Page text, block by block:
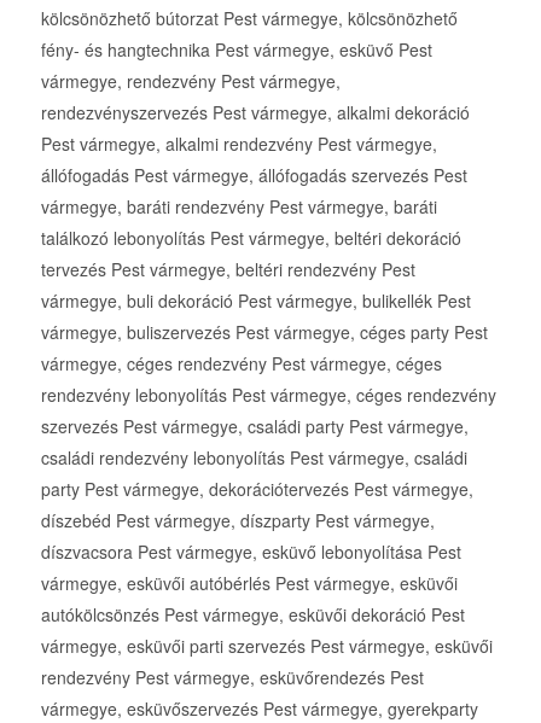
kölcsönözhető bútorzat Pest vármegye, kölcsönözhető
fény- és hangtechnika Pest vármegye, esküvő Pest
vármegye, rendezvény Pest vármegye,
rendezvényszervezés Pest vármegye, alkalmi dekoráció
Pest vármegye, alkalmi rendezvény Pest vármegye,
állófogadás Pest vármegye, állófogadás szervezés Pest
vármegye, baráti rendezvény Pest vármegye, baráti
találkozó lebonyolítás Pest vármegye, beltéri dekoráció
tervezés Pest vármegye, beltéri rendezvény Pest
vármegye, buli dekoráció Pest vármegye, bulikellék Pest
vármegye, buliszervezés Pest vármegye, céges party Pest
vármegye, céges rendezvény Pest vármegye, céges
rendezvény lebonyolítás Pest vármegye, céges rendezvény
szervezés Pest vármegye, családi party Pest vármegye,
családi rendezvény lebonyolítás Pest vármegye, családi
party Pest vármegye, dekorációtervezés Pest vármegye,
díszebéd Pest vármegye, díszparty Pest vármegye,
díszvacsora Pest vármegye, esküvő lebonyolítása Pest
vármegye, esküvői autóbérlés Pest vármegye, esküvői
autókölcsönzés Pest vármegye, esküvői dekoráció Pest
vármegye, esküvői parti szervezés Pest vármegye, esküvői
rendezvény Pest vármegye, esküvőrendezés Pest
vármegye, esküvőszervezés Pest vármegye, gyerekparty